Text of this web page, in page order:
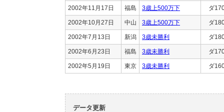
2002年11月17日 福島 3歳上500万下 ダ
2002年10月27日 中山 3歳上500万下 ダ
2002年7月13日 新潟 3歳未勝利 ダ
2002年6月23日 福島 3歳未勝利 ダ
2002年5月19日 東京 3歳未勝利 ダ
データ更新